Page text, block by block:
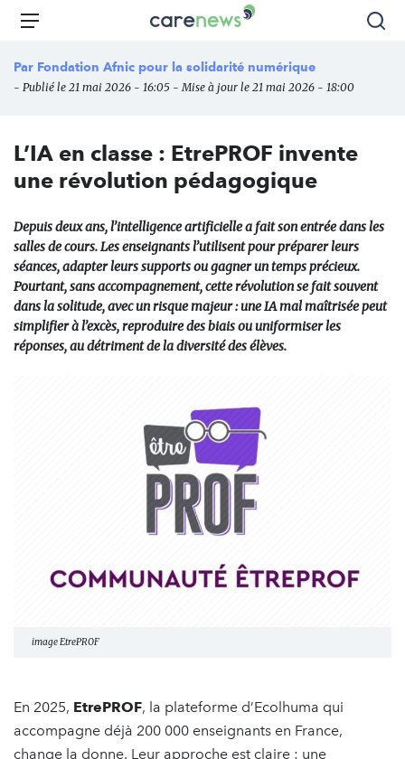
Aller
principal
Carenews,
média
des
l'engagement
Menu
Par Fondation Afnic pour la solidarité numérique
- Publié le 21 mai 2026 - 16:05 - Mise à jour le 21 mai 2026 - 18:00
L’IA en classe : EtrePROF invente
une révolution pédagogique
Depuis deux ans, l’intelligence artificielle a fait son entrée dans les
salles de cours. Les enseignants l’utilisent pour préparer leurs
séances, adapter leurs supports ou gagner un temps précieux.
Pourtant, sans accompagnement, cette révolution se fait souvent
dans la solitude, avec un risque majeur : une IA mal maîtrisée peut
simplifier à l’excès, reproduire des biais ou uniformiser les
réponses, au détriment de la diversité des élèves.
image EtrePROF
En 2025, EtrePROF, la plateforme d’Ecolhuma qui
accompagne déjà 200 000 enseignants en France,
change la donne. Leur approche est claire : une